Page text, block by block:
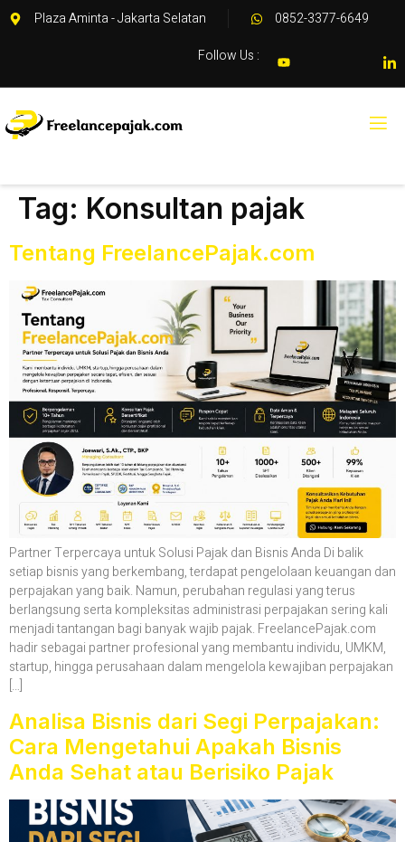
Plaza Aminta - Jakarta Selatan
0852-3377-6649
Follow Us :
Tag: Konsultan pajak
Tentang FreelancePajak.com
Partner Terpercaya untuk Solusi Pajak dan Bisnis Anda Di balik
setiap bisnis yang berkembang, terdapat pengelolaan keuangan dan
perpajakan yang baik. Namun, perubahan regulasi yang terus
berlangsung serta kompleksitas administrasi perpajakan sering kali
menjadi tantangan bagi banyak wajib pajak. FreelancePajak.com
hadir sebagai partner profesional yang membantu individu, UMKM,
startup, hingga perusahaan dalam mengelola kewajiban perpajakan
[…]
Analisa Bisnis dari Segi Perpajakan:
Cara Mengetahui Apakah Bisnis
Anda Sehat atau Berisiko Pajak